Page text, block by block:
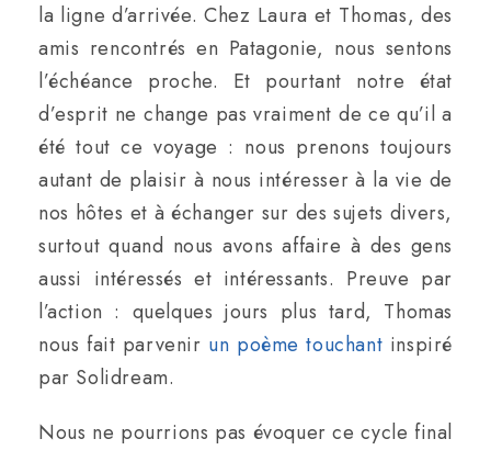
la ligne d’arrivée. Chez Laura et Thomas, des
amis rencontrés en Patagonie, nous sentons
l’échéance proche. Et pourtant notre état
d’esprit ne change pas vraiment de ce qu’il a
été tout ce voyage : nous prenons toujours
autant de plaisir à nous intéresser à la vie de
nos hôtes et à échanger sur des sujets divers,
surtout quand nous avons affaire à des gens
aussi intéressés et intéressants. Preuve par
l’action : quelques jours plus tard, Thomas
nous fait parvenir un poème touchant inspiré
par Solidream.
Nous ne pourrions pas évoquer ce cycle final